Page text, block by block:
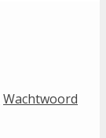
Wachtwoord